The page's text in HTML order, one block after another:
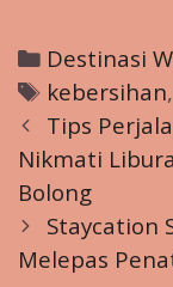
Categories
Destinasi
Tags
kebersihan,
Post
navigation
Tips
Nikmati
Bolong
Staycation
Melepas